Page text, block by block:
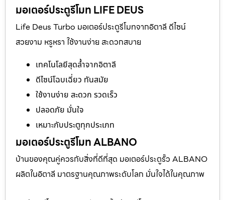
มอเตอร์ประตูรีโมท LIFE DEUS
Life Deus Turbo มอเตอร์ประตูรีโมทจากอิตาลี ดีไซน์
สวยงาม หรูหรา ใช้งานง่าย สะดวกสบาย
เทคโนโลยีสุดล้ำจากอิตาลี
ดีไซน์โฉบเฉี่ยว ทันสมัย
ใช้งานง่าย สะดวก รวดเร็ว
ปลอดภัย มั่นใจ
เหมาะกับประตูทุกประเภท
มอเตอร์ประตูรีโมท ALBANO
บ้านของคุณคู่ควรกับสิ่งที่ดีที่สุด มอเตอร์ประตูรั้ว ALBANO
ผลิตในอิตาลี มาตรฐานคุณภาพระดับโลก มั่นใจได้ในคุณภาพ